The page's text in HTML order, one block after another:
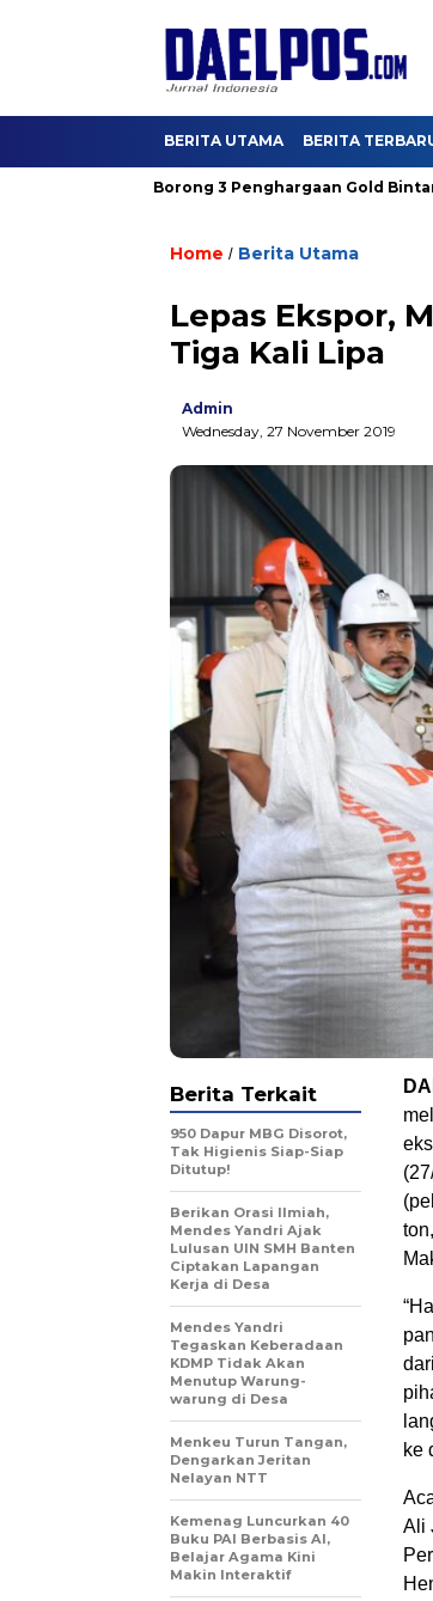
BERITA UTAMA BERITA
Borong 3 Penghargaan Gold Bintang 4,
Home / Berita Utama
Lepas Ekspor,
Tiga Kali Lipa
Admin
Wednesday, 27 November 2019
ke
Ali
Berita Terkait
950 Dapur MBG Disorot,
Tak Higienis Siap-Siap
Ditutup!
Berikan Orasi Ilmiah,
Mendes Yandri Ajak
Lulusan UIN SMH Banten
Ciptakan Lapangan
Kerja di Desa
Mendes Yandri
Tegaskan Keberadaan
KDMP Tidak Akan
Menutup Warung-
warung di Desa
Menkeu Turun Tangan,
Dengarkan Jeritan
Nelayan NTT
Kemenag Luncurkan 40
Buku PAI Berbasis AI,
Belajar Agama Kini
Makin Interaktif